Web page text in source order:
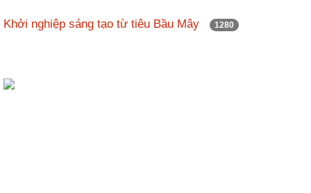
Khởi nghiệp sáng tạo từ tiêu Bầu Mây 1280